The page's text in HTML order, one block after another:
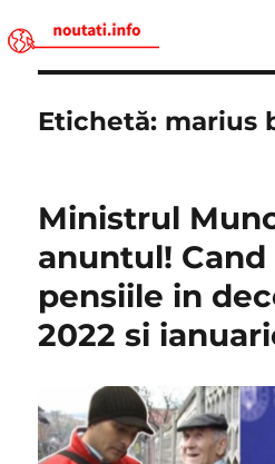
Etichetă: marius
Ministrul
anuntul!
pensiile in
2022 si